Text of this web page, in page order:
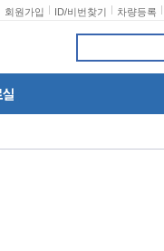
차량등록
ID/비번찾기
회원가입